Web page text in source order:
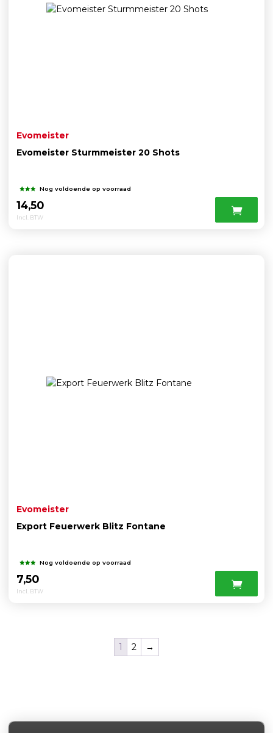
Evomeister
Evomeister Sturmmeister 20 Shots
Nog voldoende op voorraad
14,50
Incl. BTW
Evomeister
Export Feuerwerk Blitz Fontane
Nog voldoende op voorraad
7,50
Incl. BTW
1 2 →